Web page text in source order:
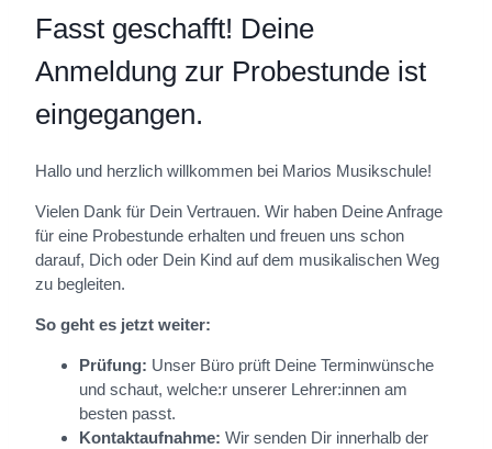
Fasst geschafft! Deine
Anmeldung zur Probestunde ist
eingegangen.
Hallo und herzlich willkommen bei Marios Musikschule!
Vielen Dank für Dein Vertrauen. Wir haben Deine Anfrage
für eine Probestunde erhalten und freuen uns schon
darauf, Dich oder Dein Kind auf dem musikalischen Weg
zu begleiten.
So geht es jetzt weiter:
Prüfung: Unser Büro prüft Deine Terminwünsche
und schaut, welche:r unserer Lehrer:innen am
besten passt.
Kontaktaufnahme: Wir senden Dir innerhalb der